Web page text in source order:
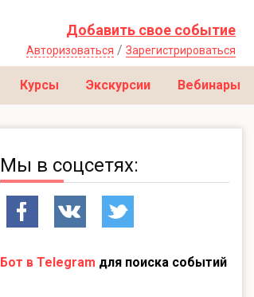
Добавить свое событие
Авторизоваться / Зарегистрироваться
Курсы Экскурсии Вебинары
Мы в соцсетях:
Бот в Telegram для поиска событий